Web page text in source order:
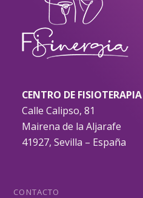
CENTRO DE FISIOTERAPIA
Calle Calipso, 81
Mairena de la Aljarafe
41927, Sevilla – España
CONTACTO